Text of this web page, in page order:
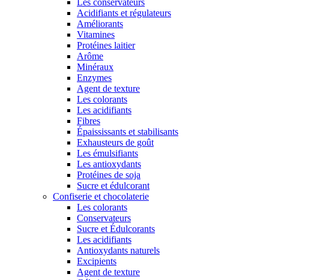
Les conservateurs
Acidifiants et régulateurs
Améliorants
Vitamines
Protéines laitier
Arôme
Minéraux
Enzymes
Agent de texture
Les colorants
Les acidifiants
Fibres
Épaississants et stabilisants
Exhausteurs de goût
Les émulsifiants
Les antioxydants
Protéines de soja
Sucre et édulcorant
Confiserie et chocolaterie
Les colorants
Conservateurs
Sucre et Édulcorants
Les acidifiants
Antioxydants naturels
Excipients
Agent de texture